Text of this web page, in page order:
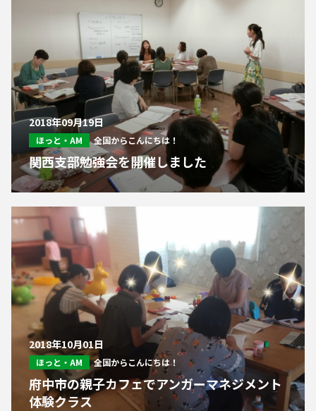
2018年09月19日
ほっと・AM 全国からこんにちは！
関西支部勉強会を開催しました
2018年10月01日
ほっと・AM 全国からこんにちは！
府中市の親子カフェでアンガーマネジメント
体験クラス